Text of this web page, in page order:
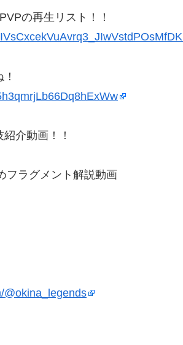
の再生リスト！！
介動画！！
フラグメント解説動画
@okina_legends